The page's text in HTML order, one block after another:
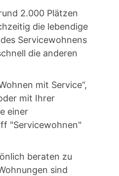
2.000 Plätzen
die lebendige
Servicewohnens
die anderen
mit Service“,
mit Ihrer
einer
"Servicewohnen"
beraten zu
sind